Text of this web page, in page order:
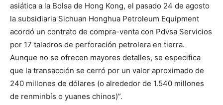
asiática a la Bolsa de Hong Kong, el pasado 24 de agosto
la subsidiaria Sichuan Honghua Petroleum Equipment
acordó un contrato de compra-venta con Pdvsa Servicios
por 17 taladros de perforación petrolera en tierra.
Aunque no se ofrecen mayores detalles, se especifica
que la transacción se cerró por un valor aproximado de
240 millones de dólares (o alrededor de 1.540 millones
de renminbís o yuanes chinos)”.